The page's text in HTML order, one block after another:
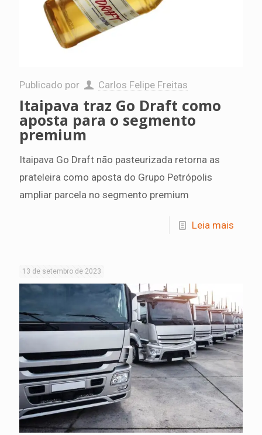
Publicado por Carlos Felipe Freitas
Itaipava traz Go Draft como
aposta para o segmento
premium
Itaipava Go Draft não pasteurizada retorna as
prateleira como aposta do Grupo Petrópolis
ampliar parcela no segmento premium
Leia mais
13 de setembro de 2023